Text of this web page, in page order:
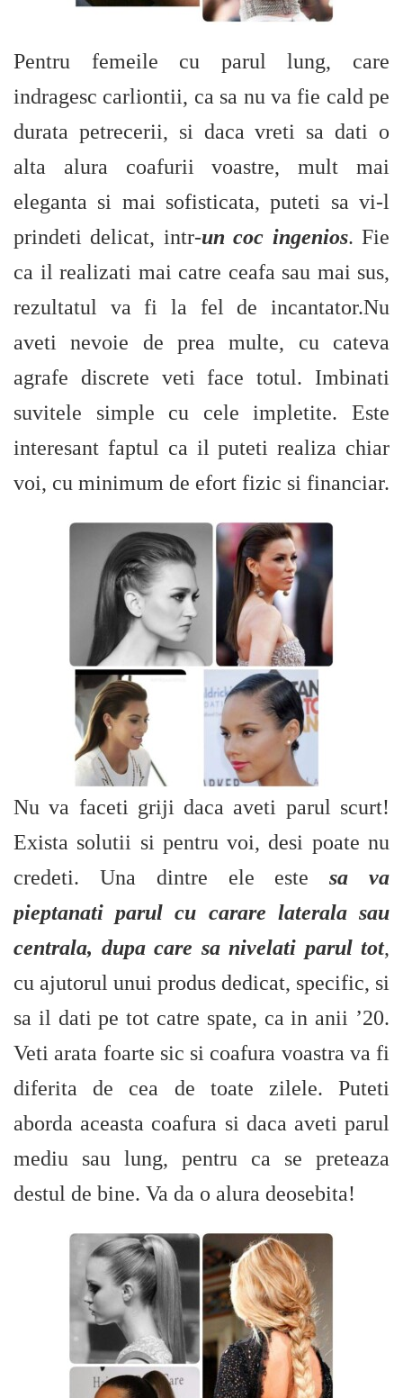
Pentru femeile cu parul lung, care
indragesc carliontii, ca sa nu va fie cald pe
durata petrecerii, si daca vreti sa dati o
alta alura coafurii voastre, mult mai
eleganta si mai sofisticata, puteti sa vi-l
prindeti delicat, intr-un coc ingenios. Fie
ca il realizati mai catre ceafa sau mai sus,
rezultatul va fi la fel de incantator.Nu
aveti nevoie de prea multe, cu cateva
agrafe discrete veti face totul. Imbinati
suvitele simple cu cele impletite. Este
interesant faptul ca il puteti realiza chiar
voi, cu minimum de efort fizic si financiar.
Nu va faceti griji daca aveti parul scurt!
Exista solutii si pentru voi, desi poate nu
credeti. Una dintre ele estesa va
pieptanati parul cu carare laterala sau
centrala, dupa care sa nivelati parul tot,
cu ajutorul unui produs dedicat, specific, si
sa il dati pe tot catre spate, ca in anii ’20.
Veti arata foarte sic si coafura voastra va fi
diferita de cea de toate zilele. Puteti
aborda aceasta coafura si daca aveti parul
mediu sau lung, pentru ca se preteaza
destul de bine. Va da o alura deosebita!